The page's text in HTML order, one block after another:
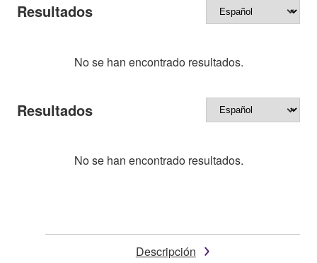
Resultados
No se han encontrado resultados.
Resultados
No se han encontrado resultados.
Descripción